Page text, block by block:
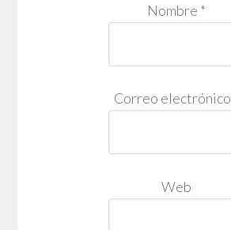
Nombre *
Correo electrónico
Web